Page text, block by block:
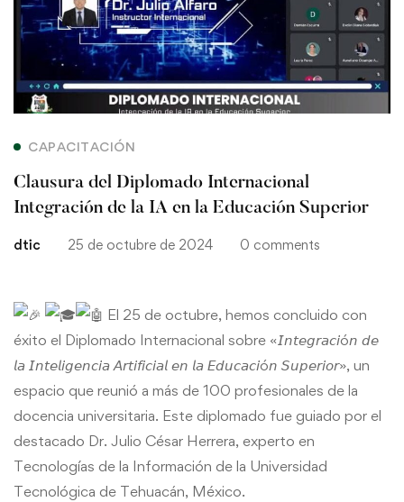
Diplomado
Internacional
Integración
de
la
IA
en
la
Educación
Superior
CAPACITACIÓN
Clausura del Diplomado Internacional
Integración de la IA en la Educación Superior
dtic 25 de octubre de 2024 0 comments
El 25 de octubre, hemos concluido con
éxito el Diplomado Internacional sobre «𝘐𝘯𝘵𝘦𝘨𝘳𝘢𝘤𝘪ó𝘯 𝘥𝘦
𝘭𝘢 𝘐𝘯𝘵𝘦𝘭𝘪𝘨𝘦𝘯𝘤𝘪𝘢 𝘈𝘳𝘵𝘪𝘧𝘪𝘤𝘪𝘢𝘭 𝘦𝘯 𝘭𝘢 𝘌𝘥𝘶𝘤𝘢𝘤𝘪ó𝘯 𝘚𝘶𝘱𝘦𝘳𝘪𝘰𝘳», un
espacio que reunió a más de 100 profesionales de la
docencia universitaria. Este diplomado fue guiado por el
destacado Dr. Julio César Herrera, experto en
Tecnologías de la Información de la Universidad
Tecnológica de Tehuacán, México.